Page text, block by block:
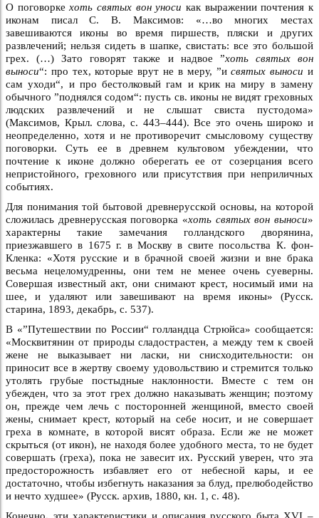
О поговоркехоть святых вон уноси как выражении почтения к
иконам писал С. В. Максимов: «…во многих местах
завешиваются иконы во время пиршеств, пляски и других
развлечений; нельзя сидеть в шапке, свистать: все это большой
грех. (…) Зато говорят также и надвое ”хоть святых вон
выноси“: про тех, которые врут не в меру, ”исвятых выноси и
сам уходи“, и про бестолковый гам и крик на миру в замену
обычного ”поднялся содом“: пусть св. иконы не видят греховных
людских развлечений и не слышат свиста пустодома»
(Максимов, Крыл. слова, с. 443–444). Все это очень широко и
неопределенно, хотя и не противоречит смысловому существу
поговорки. Суть ее в древнем культовом убеждении, что
почтение к иконе должно оберегать ее от созерцания всего
непристойного, греховного или присутствия при неприличных
событиях.
Для понимания той бытовой древнерусской основы, на которой
сложилась древнерусская поговорка «хоть святых вон выноси»
характерны такие замечания голландского дворянина,
приезжавшего в 1675 г. в Москву в свите посольства К. фон-
Кленка: «Хотя русские и в брачной своей жизни и вне брака
весьма нецеломудренны, они тем не менее очень суеверны.
Совершая известный акт, они снимают крест, носимый ими на
шее, и удаляют или завешивают на время иконы» (Русск.
старина, 1893, декабрь, с. 537).
В «”Путешествии по России“ голландца Стрюйса» сообщается:
«Москвитянин от природы сладострастен, а между тем к своей
жене не выказывает ни ласки, ни снисходительности: он
приносит все в жертву своему удовольствию и стремится только
утолять грубые постыдные наклонности. Вместе с тем он
убежден, что за этот грех должно наказывать женщин; поэтому
он, прежде чем лечь с посторонней женщиной, вместо своей
жены, снимает крест, который на себе носит, и не совершает
греха в комнате, в которой висят образа. Если же не может
скрыться (от икон), не находя более удобного места, то не будет
совершать (греха), пока не завесит их. Русский уверен, что эта
предосторожность избавляет его от небесной кары, и ее
достаточно, чтобы избегнуть наказания за блуд, прелюбодейство
и нечто худшее» (Русск. архив, 1880, кн. 1, с. 48).